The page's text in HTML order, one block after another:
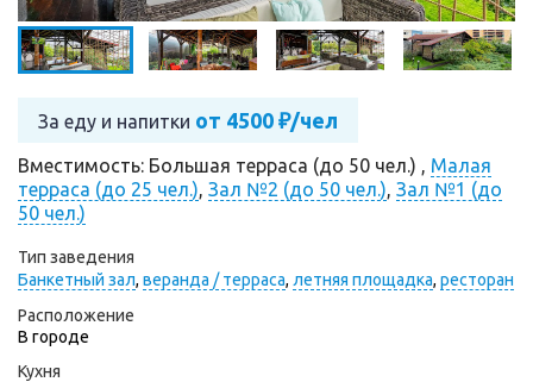
За еду и напитки от 4500 ₽/чел
Вместимость: Большая терраса (до 50 чел.) , Малая
терраса (до 25 чел.), Зал №2 (до 50 чел.), Зал №1 (до
50 чел.)
Тип заведения
Банкетный зал, веранда / терраса, летняя площадка, ресторан
Расположение
В городе
Кухня